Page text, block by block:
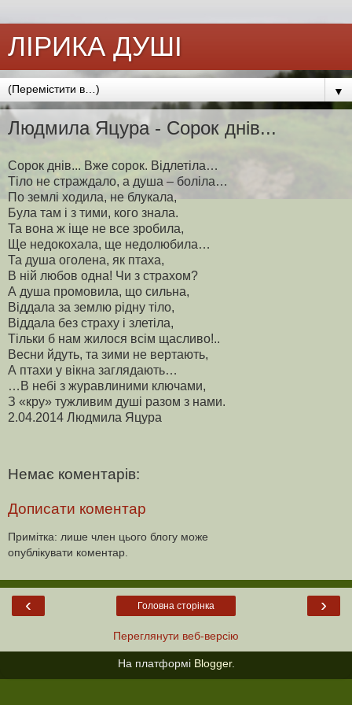
ЛІРИКА ДУШІ
▼
Людмила Яцура - Сорок днів...
Сорок днів... Вже сорок. Відлетіла…
Тіло не страждало, а душа – боліла…
По землі ходила, не блукала,
Була там і з тими, кого знала.
Та вона ж іще не все зробила,
Ще недокохала, ще недолюбила…
Та душа оголена, як птаха,
В ній любов одна! Чи з страхом?
А душа промовила, що сильна,
Віддала за землю рідну тіло,
Віддала без страху і злетіла,
Тільки б нам жилося всім щасливо!..
Весни йдуть, та зими не вертають,
А птахи у вікна заглядають…
…В небі з журавлиними ключами,
З «кру» тужливим душі разом з нами.
2.04.2014 Людмила Яцура
Немає коментарів:
Дописати коментар
Примітка: лише член цього блогу може
опублікувати коментар.
‹ ›
Головна сторінка
Переглянути веб-версію
На платформі Blogger.